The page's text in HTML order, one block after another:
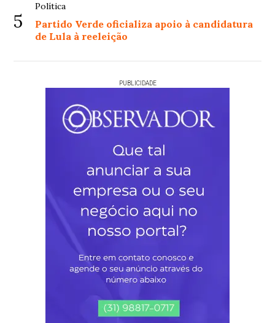
5
Política
Partido Verde oficializa apoio à candidatura
de Lula à reeleição
PUBLICIDADE